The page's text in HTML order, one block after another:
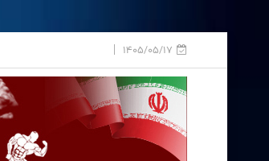
1405/05/17